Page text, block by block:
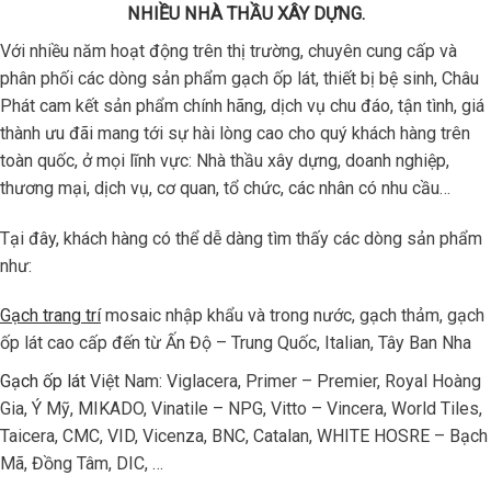
NHIỀU NHÀ THẦU XÂY DỰNG.
Với nhiều năm hoạt động trên thị trường, chuyên cung cấp và
phân phối các dòng sản phẩm gạch ốp lát, thiết bị bệ sinh, Châu
Phát cam kết sản phẩm chính hãng, dịch vụ chu đáo, tận tình, giá
thành ưu đãi mang tới sự hài lòng cao cho quý khách hàng trên
toàn quốc, ở mọi lĩnh vực: Nhà thầu xây dựng, doanh nghiệp,
thương mại, dịch vụ, cơ quan, tổ chức, các nhân có nhu cầu…
Tại đây, khách hàng có thể dễ dàng tìm thấy các dòng sản phẩm
như:
Gạch trang trímosaic nhập khẩu và trong nước, gạch thảm, gạch
ốp lát cao cấp đến từ Ấn Độ – Trung Quốc, Italian, Tây Ban Nha
Gạch ốp lát Việt Nam: Viglacera, Primer – Premier, Royal Hoàng
Gia, Ý Mỹ, MIKADO, Vinatile – NPG, Vitto – Vincera, World Tiles,
Taicera, CMC, VID, Vicenza, BNC, Catalan, WHITE HOSRE – Bạch
Mã, Đồng Tâm, DIC, …